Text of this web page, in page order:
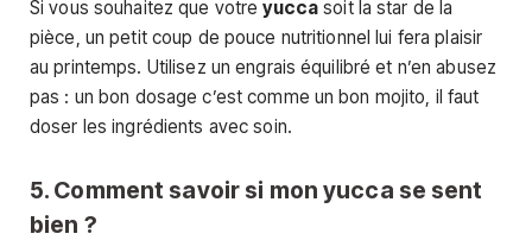
Si vous souhaitez que votreyucca soit la star de la
pièce, un petit coup de pouce nutritionnel lui fera plaisir
au printemps. Utilisez un engrais équilibré et n’en abusez
pas : un bon dosage c’est comme un bon mojito, il faut
doser les ingrédients avec soin.
5. Comment savoir si mon yucca se sent
bien ?